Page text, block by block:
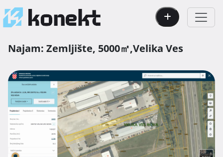
Najam: Zemljište, 5000㎡,Velika Ves